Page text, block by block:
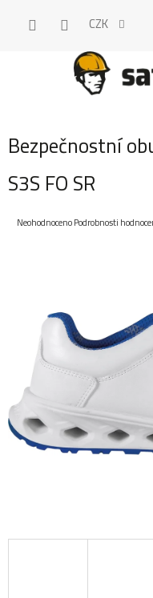
CZK
Bezpečnostní
S3S FO SR
Průměrné
hvězdiček.
NeohodnocenoPodrobnosti